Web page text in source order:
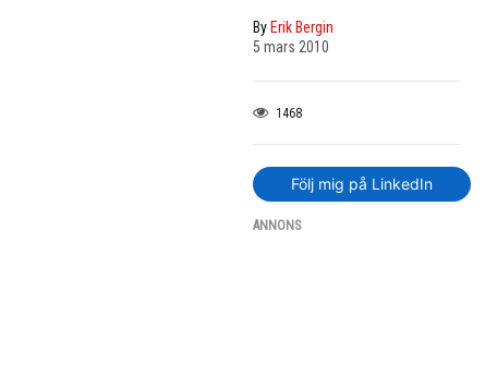
ByErik Bergin
5 mars 2010
1468
Följ mig på LinkedIn
ANNONS